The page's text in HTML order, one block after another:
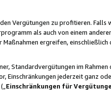
Vergütungen zu profitieren.
als auch von einem
ergreifen,
Standardvergütungen im
Einschränkungen jederzeit ganz
(„ Einschränkungen für